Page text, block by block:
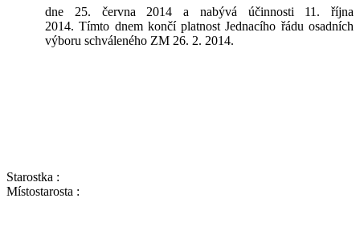
dne 25. června 2014 a nabývá účinnosti 11. října
2014. Tímto dnem končí platnost Jednacího řádu osadních
výboru schváleného ZM 26. 2. 2014.
Starostka :
Místostarosta :